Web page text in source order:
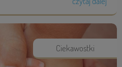
Ciekawostki